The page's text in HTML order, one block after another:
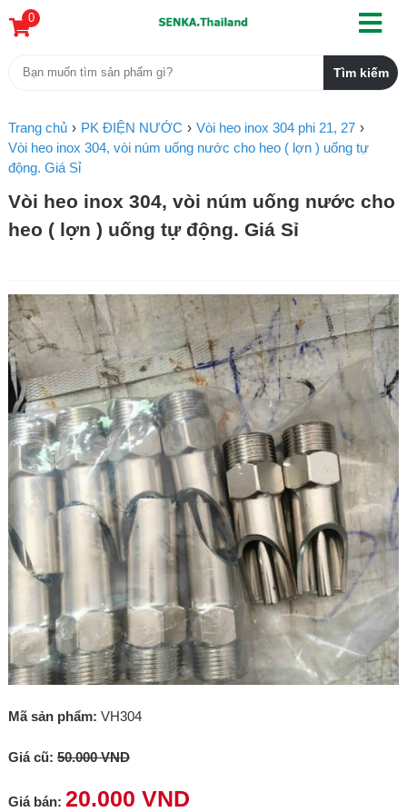
0
Trang chủ PK ĐIỆN NƯỚC
Vòi heo inox 304 phi 21, 27
Vòi heo inox 304, vòi núm uống nước cho heo ( lợn ) uống tự
động. Giá Sỉ
Vòi heo inox 304, vòi núm uống nước cho
heo ( lợn ) uống tự động. Giá Sỉ
Mã sản phẩm: VH304
Giá cũ: 50.000 VND
Giá bán: 20.000 VND